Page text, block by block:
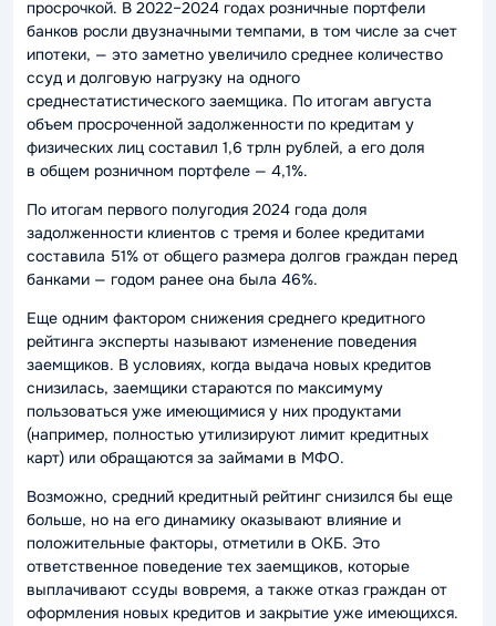
просрочкой. В 2022–2024 годах розничные портфели
банков росли двузначными темпами, в том числе за счет
ипотеки, — это заметно увеличило среднее количество
ссуд и долговую нагрузку на одного
среднестатистического заемщика. По итогам августа
объем просроченной задолженности по кредитам у
физических лиц составил 1,6 трлн рублей, а его доля
в общем розничном портфеле — 4,1%.
По итогам первого полугодия 2024 года доля
задолженности клиентов с тремя и более кредитами
составила 51% от общего размера долгов граждан перед
банками — годом ранее она была 46%.
Еще одним фактором снижения среднего кредитного
рейтинга эксперты называют изменение поведения
заемщиков. В условиях, когда выдача новых кредитов
снизилась, заемщики стараются по максимуму
пользоваться уже имеющимися у них продуктами
(например, полностью утилизируют лимит кредитных
карт) или обращаются за займами в МФО.
Возможно, средний кредитный рейтинг снизился бы еще
больше, но на его динамику оказывают влияние и
положительные факторы, отметили в ОКБ. Это
ответственное поведение тех заемщиков, которые
выплачивают ссуды вовремя, а также отказ граждан от
оформления новых кредитов и закрытие уже имеющихся.